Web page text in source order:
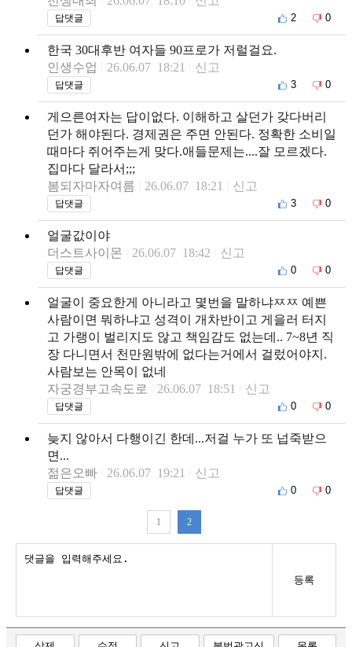
답댓글 2 0
한국 30대후반 여자들 90프로가 저럴걸요.
인생수업
26.06.07 18:21 신고
답댓글 3 0
게으른여자는 답이없다. 이해하고 살던가 갖다버리
던가 해야된다. 경제권은 주면 안된다. 정확한 소비일
때마다 쥐어주는게 맞다.애들문제는....잘 모르겠다.
집마다 달라서;;;
봄되자마자여름
26.06.07 18:21 신고
답댓글 3 0
얼굴값이야
더스트사이몬
26.06.07 18:42 신고
답댓글 0 0
얼굴이 중요한게 아니라고 몇번을 말하냐ㅉㅉ 예쁜
사람이면 뭐하냐고 성격이 개차반이고 게을러 터지
고 가랭이 벌리지도 않고 책임감도 없는데.. 7~8년 직
장 다니면서 천만원밖에 없다는거에서 걸렀어야지.
사람보는 안목이 없네
자궁경부고속도로
26.06.07 18:51 신고
답댓글 0 0
늦지 않아서 다행이긴 한데...저걸 누가 또 넙죽받으
면...
젊은오빠
26.06.07 19:21 신고
답댓글 0 0
1 2
등록